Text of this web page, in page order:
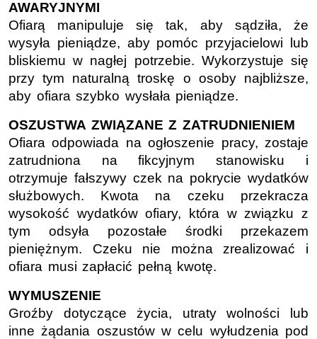
AWARYJNYMI
Ofiarą manipuluje się tak, aby sądziła, że
wysyła pieniądze, aby pomóc przyjacielowi lub
bliskiemu w nagłej potrzebie. Wykorzystuje się
przy tym naturalną troskę o osoby najbliższe,
aby ofiara szybko wysłała pieniądze.
OSZUSTWA ZWIĄZANE Z ZATRUDNIENIEM
Ofiara odpowiada na ogłoszenie pracy, zostaje
zatrudniona na fikcyjnym stanowisku i
otrzymuje fałszywy czek na pokrycie wydatków
służbowych. Kwota na czeku przekracza
wysokość wydatków ofiary, która w związku z
tym odsyła pozostałe środki przekazem
pieniężnym. Czeku nie można zrealizować i
ofiara musi zapłacić pełną kwotę.
WYMUSZENIE
Groźby dotyczące życia, utraty wolności lub
inne żądania oszustów w celu wyłudzenia pod